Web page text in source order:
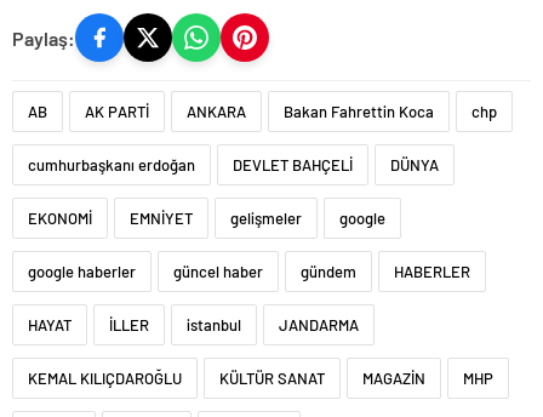
Paylaş:
AB AK PARTİ ANKARA Bakan Fahrettin Koca chp
cumhurbaşkanı erdoğan DEVLET BAHÇELİ DÜNYA
EKONOMİ EMNİYET gelişmeler google
google haberler güncel haber gündem HABERLER
HAYAT İLLER istanbul JANDARMA
KEMAL KILIÇDAROĞLU KÜLTÜR SANAT MAGAZİN MHP